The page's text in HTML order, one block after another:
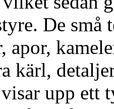
De små
apor,
kärl,
upp